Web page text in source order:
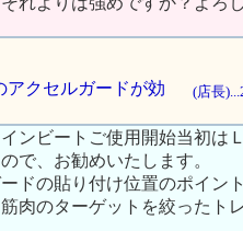
アクセルガードが効
(店長
ンビートご使用開始当初は
で、お勧めいたします。
ドの貼り付け位置のポイン
肉のターゲットを絞ったト